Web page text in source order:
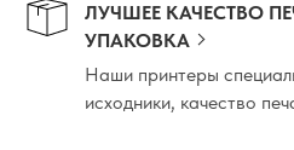
ЛУЧШЕЕ КАЧЕСТВО
УПАКОВКА
Наши принтеры
исходники, качество